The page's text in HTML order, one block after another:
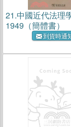
21.中國近代法理
1949（簡體書）
到貨時通